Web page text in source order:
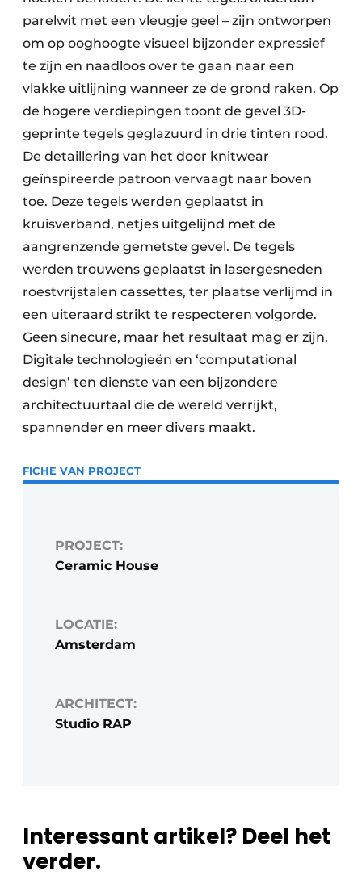
parelwit met een vleugje geel – zijn ontworpen
om op ooghoogte visueel bijzonder expressief
te zijn en naadloos over te gaan naar een
vlakke uitlijning wanneer ze de grond raken. Op
de hogere verdiepingen toont de gevel 3D-
geprinte tegels geglazuurd in drie tinten rood.
De detaillering van het door knitwear
geïnspireerde patroon vervaagt naar boven
toe. Deze tegels werden geplaatst in
kruisverband, netjes uitgelijnd met de
aangrenzende gemetste gevel. De tegels
werden trouwens geplaatst in lasergesneden
roestvrijstalen cassettes, ter plaatse verlijmd in
een uiteraard strikt te respecteren volgorde.
Geen sinecure, maar het resultaat mag er zijn.
Digitale technologieën en ‘computational
design’ ten dienste van een bijzondere
architectuurtaal die de wereld verrijkt,
spannender en meer divers maakt.
FICHE VAN PROJECT
PROJECT:
Ceramic House
LOCATIE:
Amsterdam
ARCHITECT:
Studio RAP
Interessant artikel? Deel het
verder.